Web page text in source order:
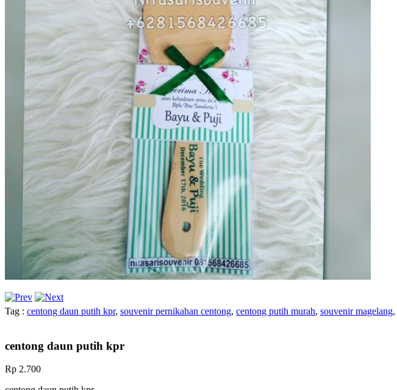
Tag : centong daun putih kpr, souvenir pernikahan centong, centong putih murah, souvenir magelang,
centong daun putih kpr
Rp 2.700